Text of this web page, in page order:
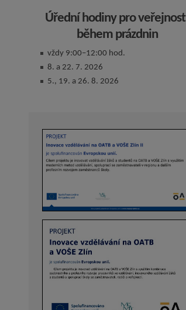
Úřední hodiny pro veřejnost
během prázdnin
vždy 9:00–12:00 hod.
8. a 22. 7. 2026
5., 19. a 26. 8. 2026